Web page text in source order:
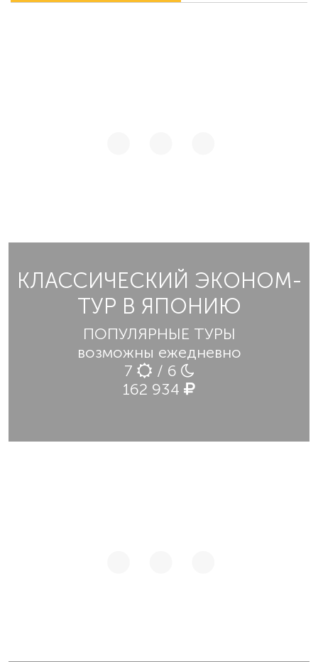
КЛАССИЧЕСКИЙ ЭКОНОМ-
ТУР В ЯПОНИЮ
ПОПУЛЯРНЫЕ ТУРЫ
возможны ежедневно
7
/ 6
162 934